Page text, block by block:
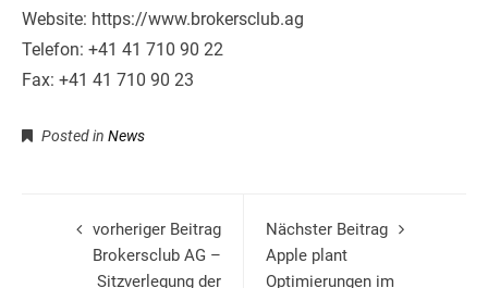
Website: https://www.brokersclub.ag
Telefon: +41 41 710 90 22
Fax: +41 41 710 90 23
Posted in News
vorheriger Beitrag
Brokersclub AG –
Sitzverlegung der
Nächster Beitrag
Apple plant
Optimierungen im